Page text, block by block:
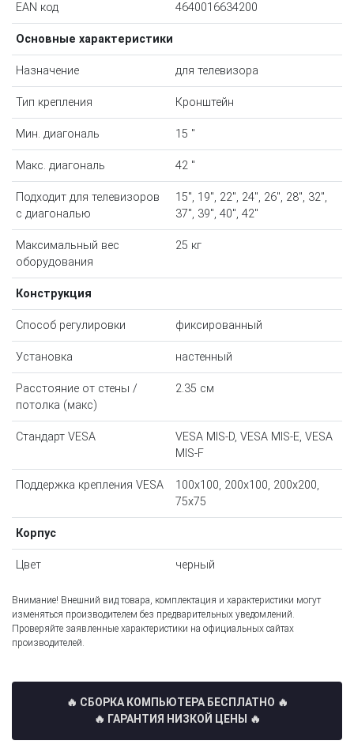
EAN код 4640016634200
Основные характеристики
Назначение для телевизора
Тип крепления Кронштейн
Мин. диагональ 15 "
Макс. диагональ 42 "
Подходит для телевизоров
c диагональю
15", 19", 22", 24", 26", 28", 32",
37", 39", 40", 42"
Максимальный вес
оборудования
25 кг
Конструкция
Способ регулировки фиксированный
Установка настенный
Расстояние от стены /
потолка (макс)
2.35 см
Стандарт VESA
VESA MIS-D, VESA MIS-E, VESA
MIS-F
Поддержка крепления VESA
100x100, 200x100, 200x200,
75x75
Корпус
Цвет черный
Внимание! Внешний вид товара, комплектация и характеристики могут
изменяться производителем без предварительных уведомлений.
Проверяйте заявленные характеристики на официальных сайтах
производителей.
🔥 СБОРКА КОМПЬЮТЕРА БЕСПЛАТНО 🔥
🔥 ГАРАНТИЯ НИЗКОЙ ЦЕНЫ 🔥